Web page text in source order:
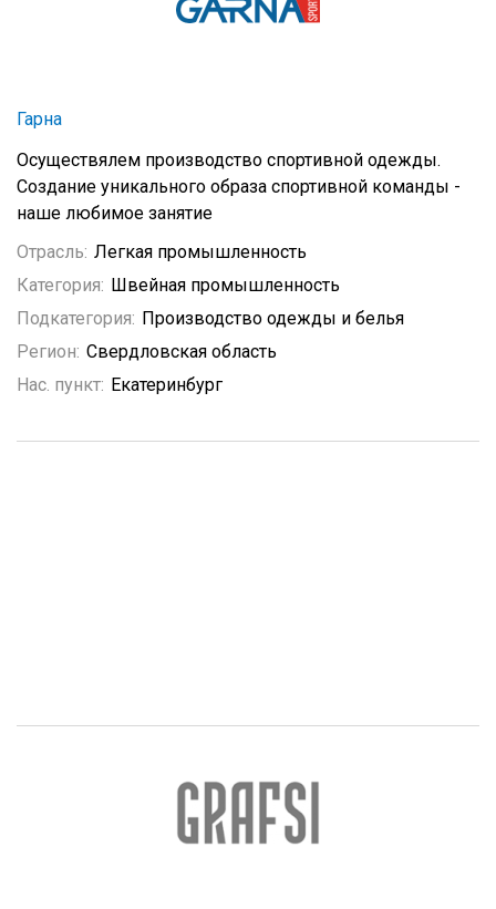
Гарна
Осуществялем производство спортивной одежды.
Создание уникального образа спортивной команды -
наше любимое занятие
Отрасль: Легкая промышленность
Категория: Швейная промышленность
Подкатегория: Производство одежды и белья
Регион: Свердловская область
Нас. пункт: Екатеринбург